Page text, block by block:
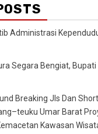
Administrasi
Segara Bengiat,
Breaking Jls Dan
Umar Barat
Kawasan